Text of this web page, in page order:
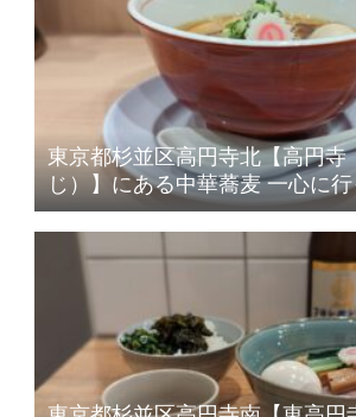
東京都杉並区高円寺北【高円寺
じ）】にある中華蕎麦 一心に